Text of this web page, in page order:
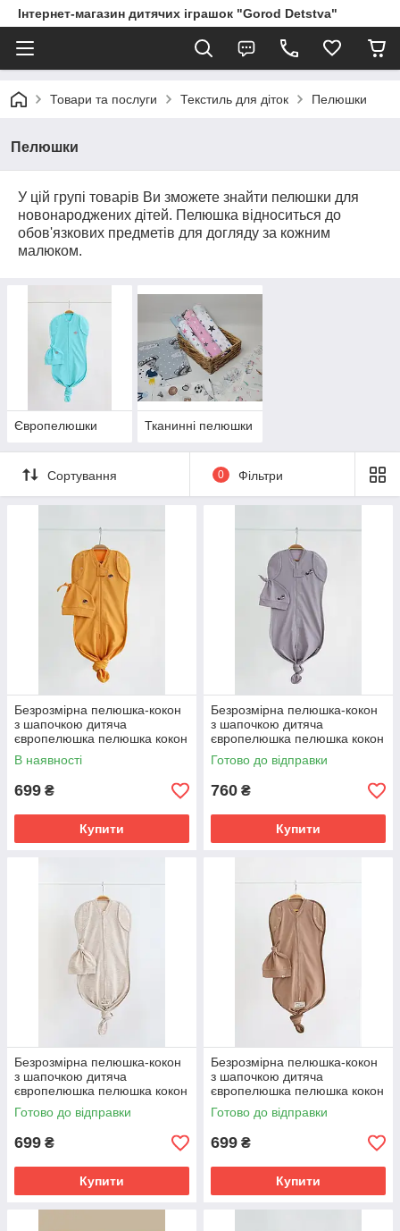
Інтернет-магазин дитячих іграшок "Gorod Detstva"
Товари та послуги Текстиль для діток Пелюшки
Пелюшки
У цій групі товарів Ви зможете знайти пелюшки для
новонароджених дітей. Пелюшка відноситься до
обов'язкових предметів для догляду за кожним
малюком.
Європелюшки Тканинні пелюшки
Сортування 0 Фільтри
Безрозмірна пелюшка-кокон
з шапочкою дитяча
європелюшка пелюшка кокон
на блискавці 1м для
новонародженого
В наявності
699 ₴
Купити
Безрозмірна пелюшка-кокон
з шапочкою дитяча
європелюшка пелюшка кокон
на блискавці 1м для
новонародженого
Готово до відправки
760 ₴
Купити
Безрозмірна пелюшка-кокон
з шапочкою дитяча
європелюшка пелюшка кокон
на блискавці 1м для
новонародженого
Готово до відправки
699 ₴
Купити
Безрозмірна пелюшка-кокон
з шапочкою дитяча
європелюшка пелюшка кокон
на блискавці 1м для
новонародженого
Готово до відправки
699 ₴
Купити